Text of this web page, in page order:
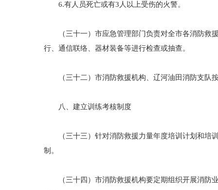
6.有人员死亡或有3人以上受伤的火警。
（三十一）市应急管理部门负责对全市各消防救援
行、通信联络、器材装备等进行检查或抽查。
（三十二）市消防救援机构、辽河油田消防支队按
八、建立训练考核制度
（三十三）针对消防救援力量年度培训计划和培训
制。
（三十四）市消防救援机构要定期组织开展消防业